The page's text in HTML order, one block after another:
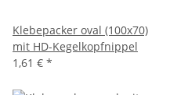
Klebepacker oval (100x70)
mit HD-Kegelkopfnippel
1,61 € *